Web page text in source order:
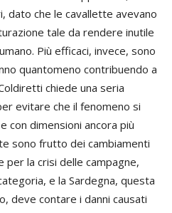
che le cavallette avevano
tale da rendere inutile
Più efficaci, invece, sono
quantomeno contribuendo a
chiede una seria
evitare che il fenomeno si
con dimensioni ancora più
sono frutto dei cambiamenti
la crisi delle campagne,
e la Sardegna, questa
deve contare i danni causati